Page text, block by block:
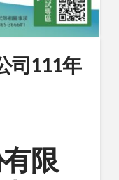
司111年
限